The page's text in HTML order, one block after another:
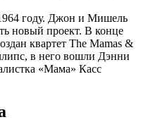
году. Джон и Мишель
новый проект. В конце
квартет The Mamas &
в него вошли Дэнни
«Мама» Касс